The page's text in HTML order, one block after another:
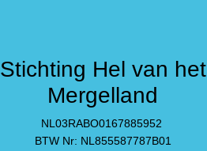
Stichting Hel van het
Mergelland
NL03RABO0167885952
BTW Nr: NL855587787B01